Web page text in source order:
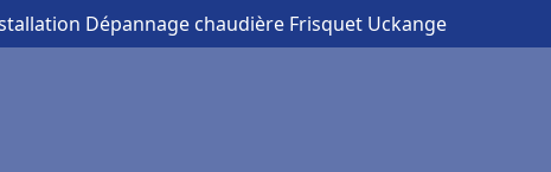
Dépannage chaudière Frisquet Uckange